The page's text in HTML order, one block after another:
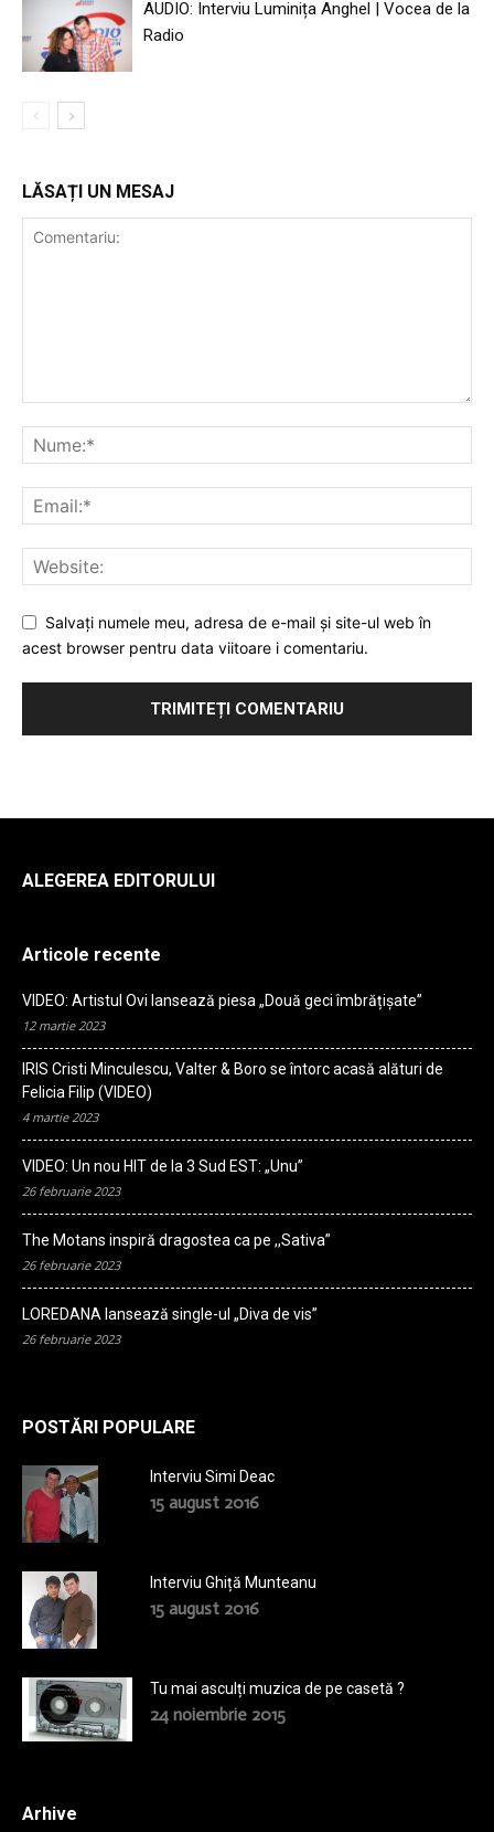
AUDIO: Interviu Luminița Anghel | Vocea de la
Radio
LĂSAȚI UN MESAJ
Salvați numele meu, adresa de e-mail și site-ul web în
acest browser pentru data viitoare i comentariu.
ALEGEREA EDITORULUI
Articole recente
VIDEO: Artistul Ovi lansează piesa „Două geci îmbrățișate”
12 martie 2023
IRIS Cristi Minculescu, Valter & Boro se întorc acasă alături de
Felicia Filip (VIDEO)
4 martie 2023
VIDEO: Un nou HIT de la 3 Sud EST: „Unu”
26 februarie 2023
The Motans inspiră dragostea ca pe ,,Sativa”
26 februarie 2023
LOREDANA lansează single-ul „Diva de vis”
26 februarie 2023
POSTĂRI POPULARE
Interviu Simi Deac
15 august 2016
Interviu Ghiță Munteanu
15 august 2016
Tu mai asculți muzica de pe casetă ?
24 noiembrie 2015
Arhive